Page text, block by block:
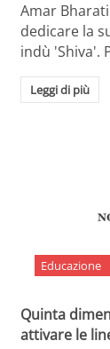
Amar
dedicare la
indù 'Shiva'.
Leggi di più
Educazione
Quinta
attivare le